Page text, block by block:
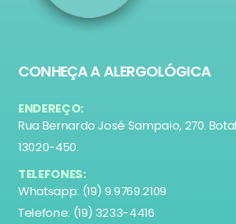
CONHEÇA A ALERGOLÓGICA
ENDEREÇO:
Rua Bernardo José Sampaio, 270.
13020-450.
TELEFONES:
Whatsapp: (19) 9.9769.2109
Telefone: (19) 3233-4416